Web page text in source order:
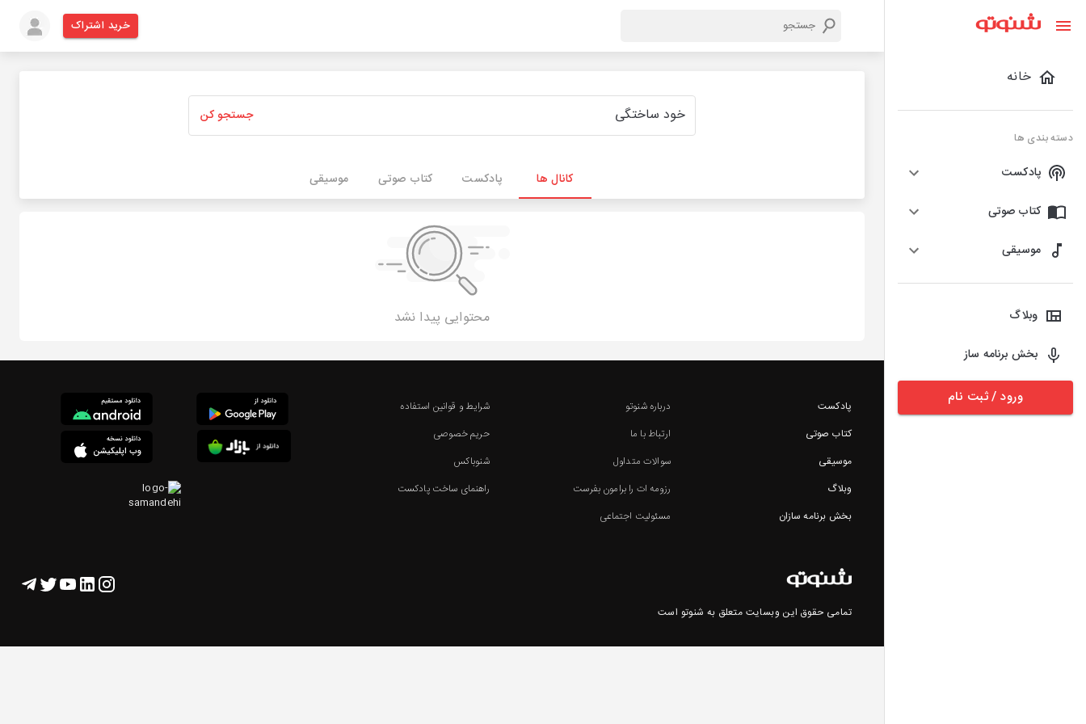
خانه
دسته بندی ها
پادکست
کتاب صوتی
موسیقی
وبلاگ
بخش برنامه ساز
ورود / ثبت نام
خرید اشتراک
جستجو کن
کانال ها پادکست کتاب صوتی موسیقی
محتوایی پیدا نشد
پادکست
کتاب صوتی
موسیقی
وبلاگ
بخش برنامه سازان
درباره شنوتو
ارتباط با ما
سوالات متداول
رزومه ات را برامون بفرست
مسئولیت اجتماعی
شرایط و قوانین استفاده
حریم خصوصی
شنوباکس
راهنمای ساخت پادکست
تمامی حقوق این وبسایت متعلق به شنوتو است